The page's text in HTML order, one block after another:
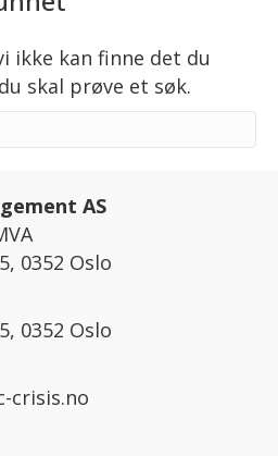
ikke kan finne det du
skal prøve et søk.
AS
0352 Oslo
0352 Oslo
crisis.no